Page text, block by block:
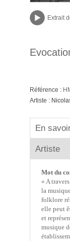
Extrait
Référence :
Artiste :
En
Artiste
Mot du
« A
la
folklore
elle peut
et
musique